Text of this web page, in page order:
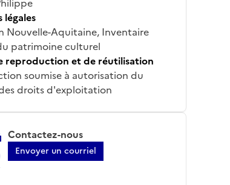
légales
Nouvelle-Aquitaine, Inventaire
patrimoine culturel
reproduction et de réutilisation
soumise à autorisation du
droits d'exploitation
Contactez-nous
Envoyer un courriel